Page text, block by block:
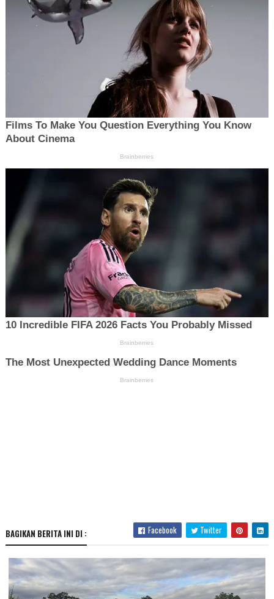
BAGIKAN BERITA INI DI : Facebook Twitter